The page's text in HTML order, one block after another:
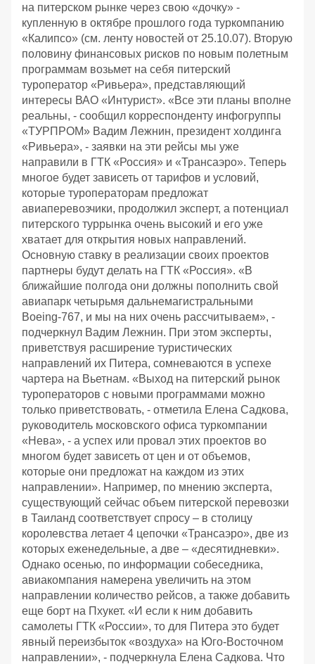
на питерском рынке через свою «дочку» -
купленную в октябре прошлого года туркомпанию
«Калипсо» (см. ленту новостей от 25.10.07). Вторую
половину финансовых рисков по новым полетным
программам возьмет на себя питерский
туроператор «Ривьера», представляющий
интересы ВАО «Интурист». «Все эти планы вполне
реальны, - сообщил корреспонденту инфогруппы
«ТУРПРОМ» Вадим Лежнин, президент холдинга
«Ривьера», - заявки на эти рейсы мы уже
направили в ГТК «Россия» и «Трансаэро». Теперь
многое будет зависеть от тарифов и условий,
которые туроператорам предложат
авиаперевозчики, продолжил эксперт, а потенциал
питерского туррынка очень высокий и его уже
хватает для открытия новых направлений.
Основную ставку в реализации своих проектов
партнеры будут делать на ГТК «Россия». «В
ближайшие полгода они должны пополнить свой
авиапарк четырьмя дальнемагистральными
Boeing-767, и мы на них очень рассчитываем», -
подчеркнул Вадим Лежнин. При этом эксперты,
приветствуя расширение туристических
направлений их Питера, сомневаются в успехе
чартера на Вьетнам. «Выход на питерский рынок
туроператоров с новыми программами можно
только приветствовать, - отметила Елена Садкова,
руководитель московского офиса туркомпании
«Нева», - а успех или провал этих проектов во
многом будет зависеть от цен и от объемов,
которые они предложат на каждом из этих
направлении». Например, по мнению эксперта,
существующий сейчас объем питерской перевозки
в Таиланд соответствует спросу – в столицу
королевства летает 4 цепочки «Трансаэро», две из
которых еженедельные, а две – «десятидневки».
Однако осенью, по информации собеседника,
авиакомпания намерена увеличить на этом
направлении количество рейсов, а также добавить
еще борт на Пхукет. «И если к ним добавить
самолеты ГТК «России», то для Питера это будет
явный переизбыток «воздуха» на Юго-Восточном
направлении», - подчеркнула Елена Садкова. Что